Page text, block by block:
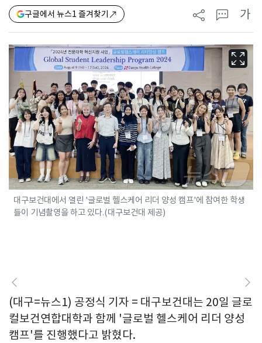
구글에서 뉴스1 즐겨찾기 가
대구보건대에서 열린 '글로벌 헬스케어 리더 양성 캠프'에 참여한 학생
들이 기념촬영을 하고 있다.(대구보건대 제공)
(대구=뉴스1) 공정식 기자 = 대구보건대는 20일 글로
컬보건연합대학과 함께 '글로벌 헬스케어 리더 양성
캠프'를 진행했다고 밝혔다.